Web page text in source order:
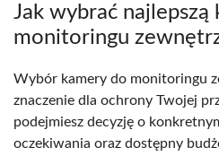
Jak wybrać najlepszą
monitoringu
Wybór kamery do monitoringu
znaczenie dla ochrony Twojej
podejmiesz decyzję o
oczekiwania oraz dostępny